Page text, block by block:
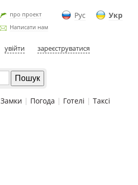
Рус Укр
про проект
Написати нам
увійти зареєструватися
Замки | Погода | Готелі | Таксі